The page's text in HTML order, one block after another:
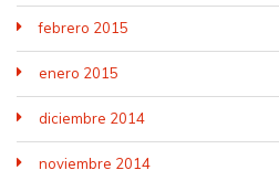
febrero 2015
enero 2015
diciembre 2014
noviembre 2014